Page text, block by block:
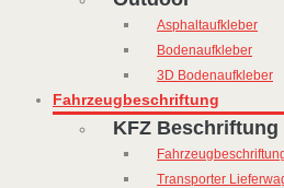
Asphaltaufkleber
Bodenaufkleber
3D Bodenaufkleber
Fahrzeugbeschriftung
KFZ Beschriftung
Transporter